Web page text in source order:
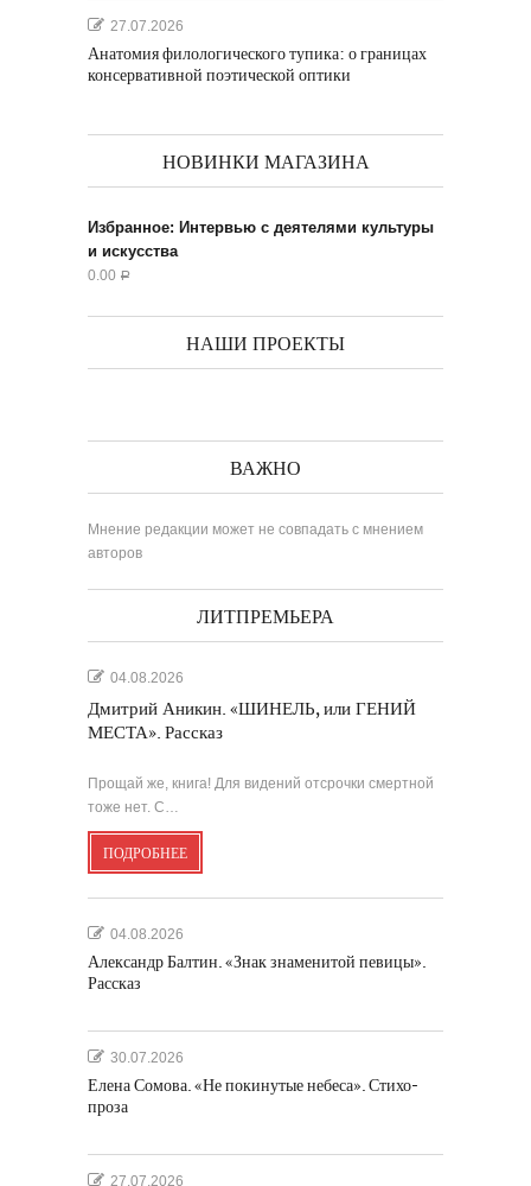
27.07.2026
Анатомия филологического тупика: о границах
консервативной поэтической оптики
НОВИНКИ МАГАЗИНА
Избранное: Интервью с деятелями культуры
и искусства
0.00 Р
НАШИ ПРОЕКТЫ
ВАЖНО
Мнение редакции может не совпадать с мнением
авторов
ЛИТПРЕМЬЕРА
04.08.2026
Дмитрий Аникин. «ШИНЕЛЬ, или ГЕНИЙ
МЕСТА». Рассказ
Прощай же, книга! Для видений отсрочки смертной
тоже нет. С…
ПОДРОБНЕЕ
04.08.2026
Александр Балтин. «Знак знаменитой певицы».
Рассказ
30.07.2026
Елена Сомова. «Не покинутые небеса». Стихо-
проза
27.07.2026